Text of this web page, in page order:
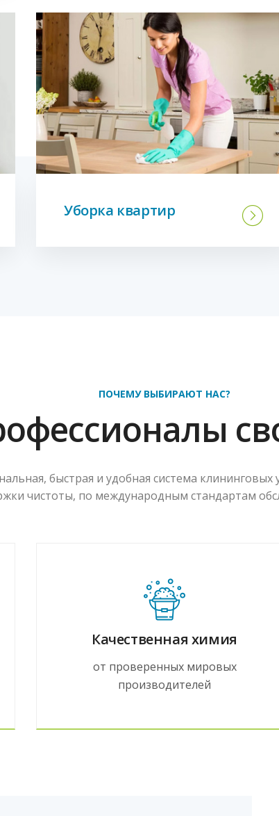
Уборка квартир
ПОЧЕМУ ВЫБИРАЮТ НАС?
быстрая и удобная система клининговых
чистоты, по международным стандартам
Качественная химия
от проверенных мировых
производителей